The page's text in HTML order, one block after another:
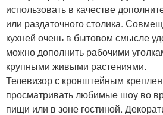
использовать в качестве
или раздаточного столика.
кухней очень в бытовом смысле
можно дополнить рабочими
крупными живыми растениями.
Телевизор с кронштейным
просматривать любимые шоу во
пищи или в зоне гостиной.